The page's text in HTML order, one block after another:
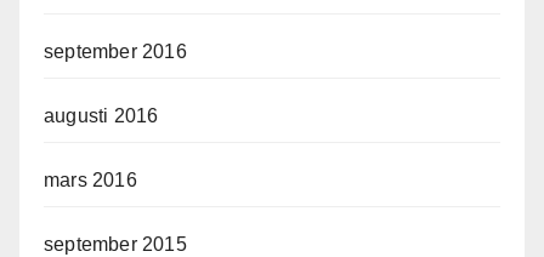
september 2016
augusti 2016
mars 2016
september 2015